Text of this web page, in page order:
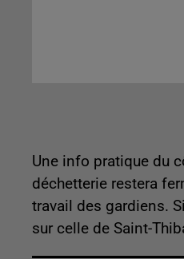
Une info pratique du
déchetterie restera
travail des gardiens.
sur celle de Saint-